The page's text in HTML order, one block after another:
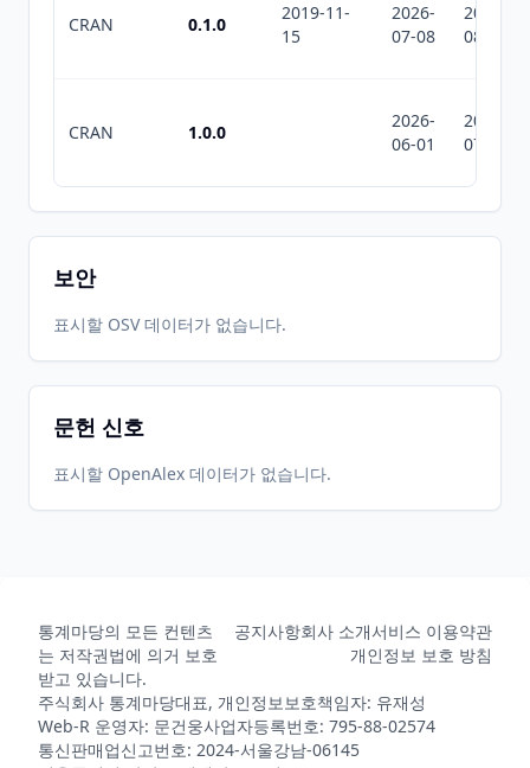
CRAN 0.1.0
2019-11-
15
2026-
07-08
2026-
08-05
CRAN 1.0.0
2026-
06-01
2026-
07-10
보안
표시할 OSV 데이터가 없습니다.
문헌 신호
표시할 OpenAlex 데이터가 없습니다.
통계마당의 모든 컨텐츠
는 저작권법에 의거 보호
받고 있습니다.
공지사항회사 소개서비스 이용약관
개인정보 보호 방침
주식회사 통계마당대표, 개인정보보호책임자: 유재성
Web-R 운영자: 문건웅사업자등록번호: 795-88-02574
통신판매업신고번호: 2024-서울강남-06145